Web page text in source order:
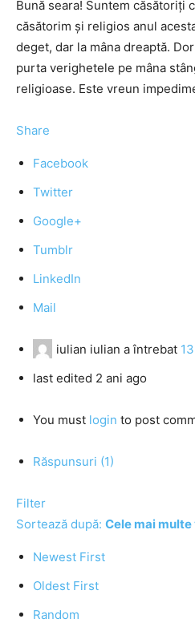
Bună seara! Suntem căsătoriţi
căsătorim şi religios anul
deget, dar la mâna dreaptă.
purta verighetele pe mâna
religioase. Este vreun
Share
Facebook
Twitter
Google+
Tumblr
LinkedIn
Mail
iulian iulian a întrebat
last edited 2 ani ago
You must login to post
Răspunsuri (1)
Filter
Sortează după: Cele mai
Newest First
Oldest First
Random